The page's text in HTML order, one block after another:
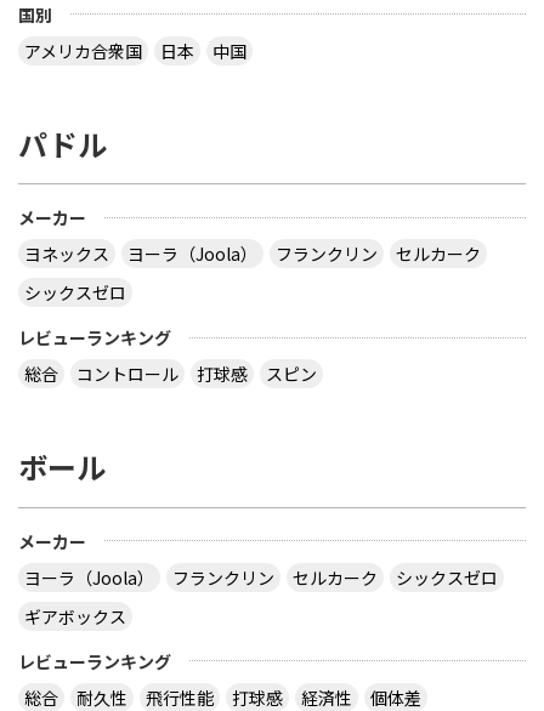
国別
アメリカ合衆国
日本 中国
パドル
メーカー
ヨネックス
ヨーラ（Joola） フランクリン
セルカーク
シックスゼロ
レビューランキング
総合
コントロール 打球感 スピン
ボール
メーカー
ヨーラ（Joola）
フランクリン セルカーク
シックスゼロ
ギアボックス
レビューランキング
総合
耐久性 飛行性能 打球感 経済性 個体差